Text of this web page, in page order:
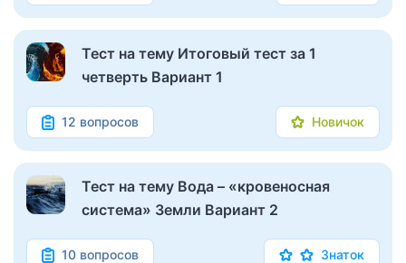
Тест на тему Итоговый тест за 1
четверть Вариант 1
12 вопросов Новичок
Тест на тему Вода – «кровеносная
система» Земли Вариант 2
10 вопросов Знаток